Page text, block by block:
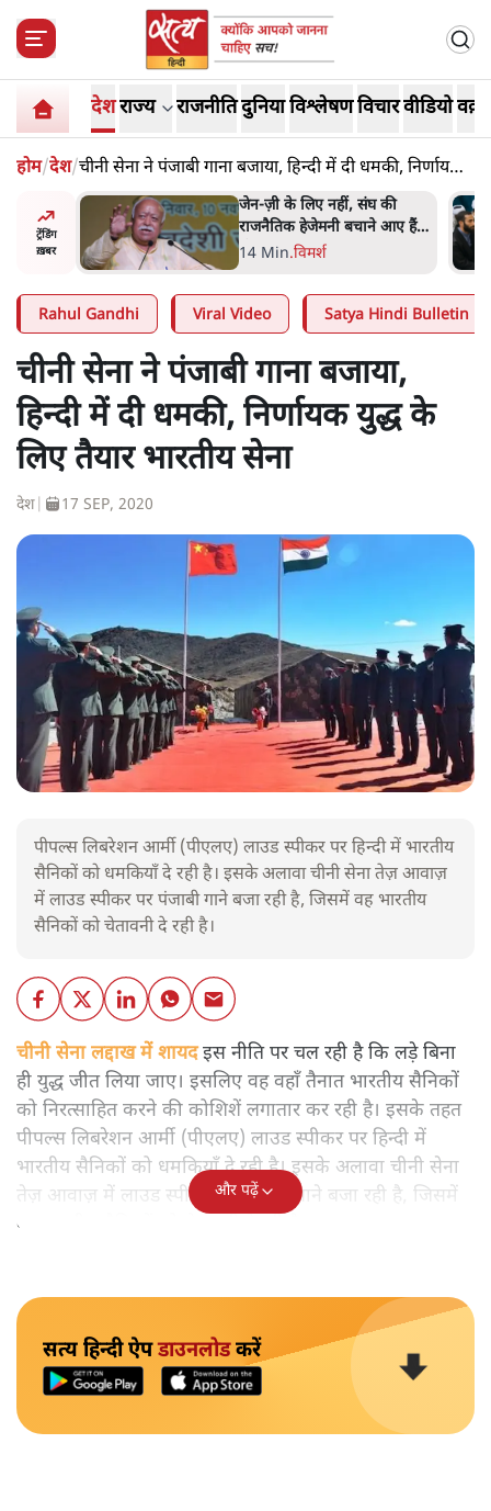
देशराज्य राजनीतिदुनियाविश्लेषणविचारवीडियो
होम/देश/चीनी सेना ने पंजाबी गाना बजाया, हिन्दी में दी धमकी, निर्णायक
युद्ध के लिए तैयार भारतीय सेना
ट्रेंडिंग
ख़बर
आए हैं
ईरान ने जारी किया मुजतबा
खामेनेई का वीडियो; स्वास्थ्य पर
इसराइली मीडिया में चल रही थीं
7 Min.दुनिया
Rahul Gandhi Viral Video Satya Hindi Bulletin
चीनी सेना ने पंजाबी गाना बजाया,
हिन्दी में दी धमकी, निर्णायक युद्ध के
लिए तैयार भारतीय सेना
देश 17 SEP, 2020
पीपल्स लिबरेशन आर्मी (पीएलए) लाउड स्पीकर पर हिन्दी में भारतीय
सैनिकों को धमकियाँ दे रही है। इसके अलावा चीनी सेना तेज़ आवाज़
में लाउड स्पीकर पर पंजाबी गाने बजा रही है, जिसमें वह भारतीय
सैनिकों को चेतावनी दे रही है।
चीनी सेना लद्दाख में शायदइस नीति पर चल रही है कि लड़े बिना
ही युद्ध जीत लिया जाए। इसलिए वह वहाँ तैनात भारतीय सैनिकों
को निरत्साहित करने की कोशिशें लगातार कर रही है। इसके तहत
पीपल्स लिबरेशन आर्मी (पीएलए) लाउड स्पीकर पर हिन्दी में
भारतीय सैनिकों को धमकियाँ दे रही है। इसके अलावा चीनी सेना
तेज़ आवाज़ में लाउड स्पीकर पर पंजाबी गाने बजा रही है, जिसमें
वह भारतीय सैनिकों को चेतावनी दे रही है।
और पढ़ें
सत्य हिन्दी ऐपडाउनलोडकरें